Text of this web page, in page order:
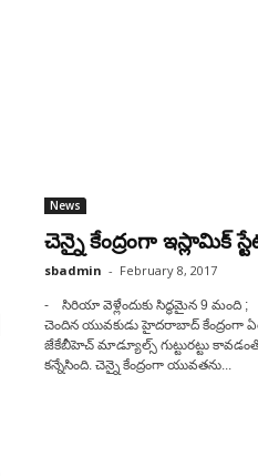
News
చెన్నై కేంద్రంగా ఇస్లామిక్
sbadmin - February 8, 2017
- సిరియా వెళ్లేందుకు సిద్ధమైన 9 మంది ;
చెందిన యువకుడు హైదరాబాద్‌ కేంద్రంగా
జేకేబీహెచ్‌ మాడ్యూల్స్‌ గుట్టురట్టు
కన్నేసింది. చెన్నై కేంద్రంగా యువతను...